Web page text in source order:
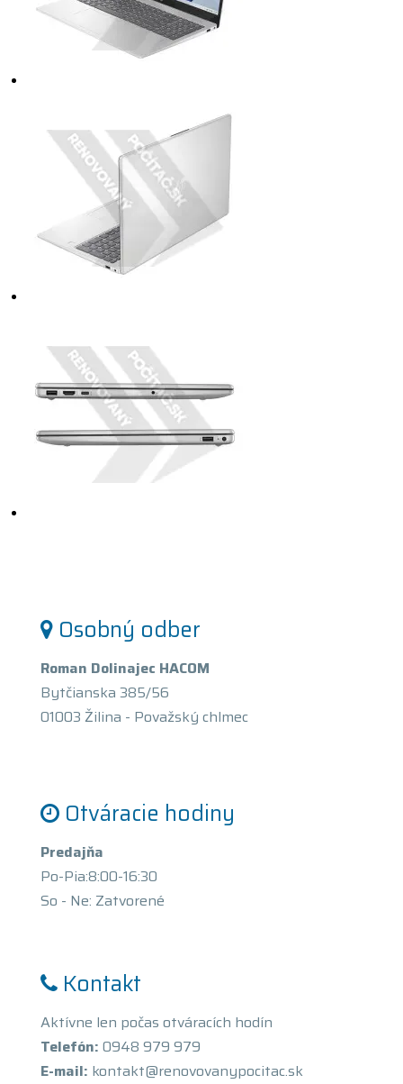
Osobný odber
Roman Dolinajec HACOM
Bytčianska 385/56
01003 Žilina - Považský chlmec
Otváracie hodiny
Predajňa
Po-Pia:8:00-16:30
So - Ne: Zatvorené
Kontakt
Aktívne len počas otváracích hodín
Telefón: 0948 979 979
E-mail: kontakt@renovovanypocitac.sk